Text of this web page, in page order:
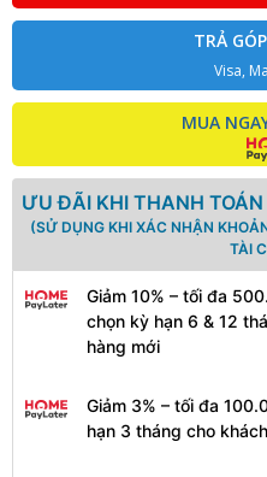
TRẢ
Visa,
MUA
ƯU ĐÃI KHI THANH TOÁN
(SỬ DỤNG KHI XÁC NHẬN
TÀI
Giảm 10% – tối đa
chọn kỳ hạn 6 & 12
hàng mới
Giảm 3% – tối đa
hạn 3 tháng cho